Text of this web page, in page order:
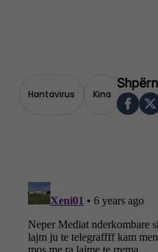
Hantavirus Kina